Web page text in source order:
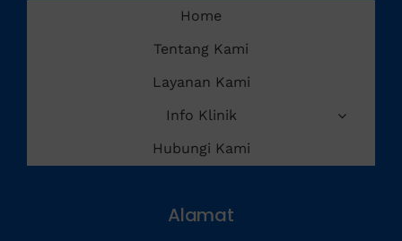
Home
Tentang Kami
Layanan Kami
Info Klinik
Hubungi Kami
Alamat